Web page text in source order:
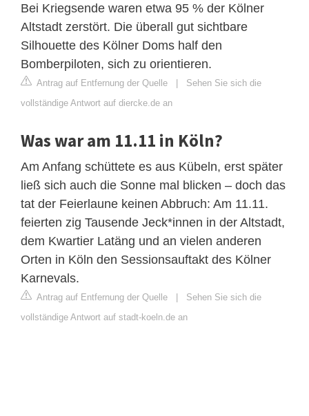
Bei Kriegsende waren etwa 95 % der Kölner
Altstadt zerstört. Die überall gut sichtbare
Silhouette des Kölner Doms half den
Bomberpiloten, sich zu orientieren.
Antrag auf Entfernung der Quelle | Sehen Sie sich die
vollständige Antwort auf diercke.de an
Was war am 11.11 in Köln?
Am Anfang schüttete es aus Kübeln, erst später
ließ sich auch die Sonne mal blicken – doch das
tat der Feierlaune keinen Abbruch: Am 11.11.
feierten zig Tausende Jeck*innen in der Altstadt,
dem Kwartier Latäng und an vielen anderen
Orten in Köln den Sessionsauftakt des Kölner
Karnevals.
Antrag auf Entfernung der Quelle | Sehen Sie sich die
vollständige Antwort auf stadt-koeln.de an